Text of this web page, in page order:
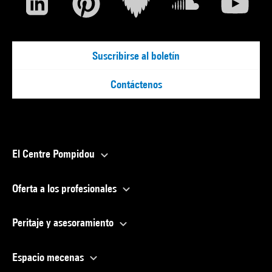
Suscribirse al boletín
Contáctenos
El Centre Pompidou
Oferta a los profesionales
Peritaje y asesoramiento
Espacio mecenas